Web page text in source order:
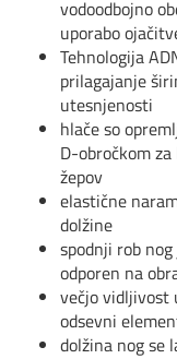
vodoodbojno
uporabo
Tehnologija
prilagajanje
utesnjenosti
hlače so
D-obročkom
žepov
elastične
dolžine
spodnji rob
odporen na
večjo vidljivost
odsevni
dolžina nog se